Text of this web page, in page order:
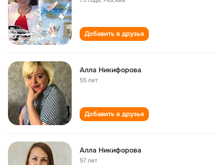
Добавить в друзья
Алла Никифорова
55 лет
Добавить в друзья
Алла Никифорова
57 лет